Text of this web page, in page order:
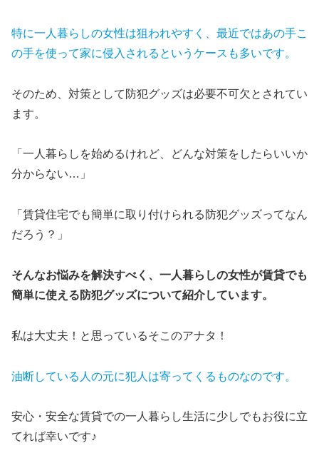
特に一人暮らしの女性は狙われやすく、最近ではあの手こ
の手を使って家に侵入されるというケースも多いです。
そのため、対策として防犯グッズは必要不可欠とされてい
ます。
「一人暮らしを始めるけれど、どんな対策をしたらいいか
分からない…」
「賃貸住宅でも簡単に取り付けられる防犯グッズってなん
だろう？」
そんなお悩みを解決すべく、一人暮らしの女性が賃貸でも
簡単に使える防犯グッズについて紹介しています。
私は大丈夫！と思っているそこのアナタ！
油断している人の元に犯人は寄ってくるものなのです。
安心・安全な賃貸での一人暮らし生活に少しでもお役に立
てれば幸いです♪